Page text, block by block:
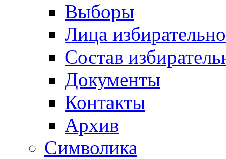
Выборы
Лица
Состав
Документы
Контакты
Архив
Символика